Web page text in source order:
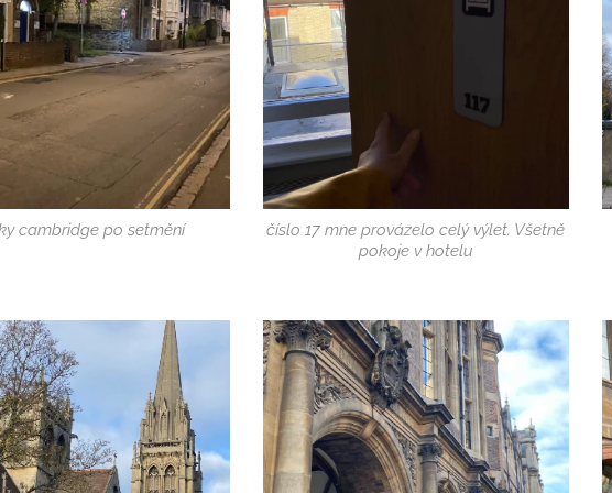
cambridge po setmění
číslo 17 mne provázelo celý výlet. Všetně
pokoje v hotelu